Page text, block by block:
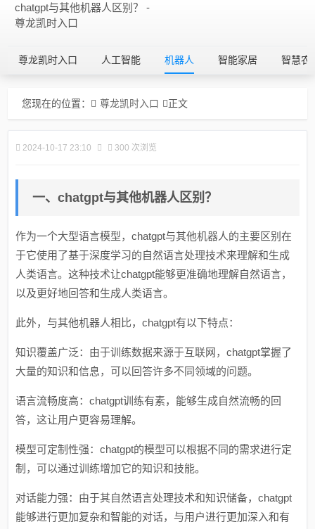
chatgpt与其他机器人区别？ -
尊龙凯时入口
尊龙凯时入口 人工智能 机器人 智能家居 智慧农
您现在的位置： 尊龙凯时入口 正文
2024-10-17 23:10 300 次浏览
一、chatgpt与其他机器人区别？
作为一个大型语言模型，chatgpt与其他机器人的主要区别在
于它使用了基于深度学习的自然语言处理技术来理解和生成
人类语言。这种技术让chatgpt能够更准确地理解自然语言，
以及更好地回答和生成人类语言。
此外，与其他机器人相比，chatgpt有以下特点：
知识覆盖广泛：由于训练数据来源于互联网，chatgpt掌握了
大量的知识和信息，可以回答许多不同领域的问题。
语言流畅度高：chatgpt训练有素，能够生成自然流畅的回
答，这让用户更容易理解。
模型可定制性强：chatgpt的模型可以根据不同的需求进行定
制，可以通过训练增加它的知识和技能。
对话能力强：由于其自然语言处理技术和知识储备，chatgpt
能够进行更加复杂和智能的对话，与用户进行更加深入和有